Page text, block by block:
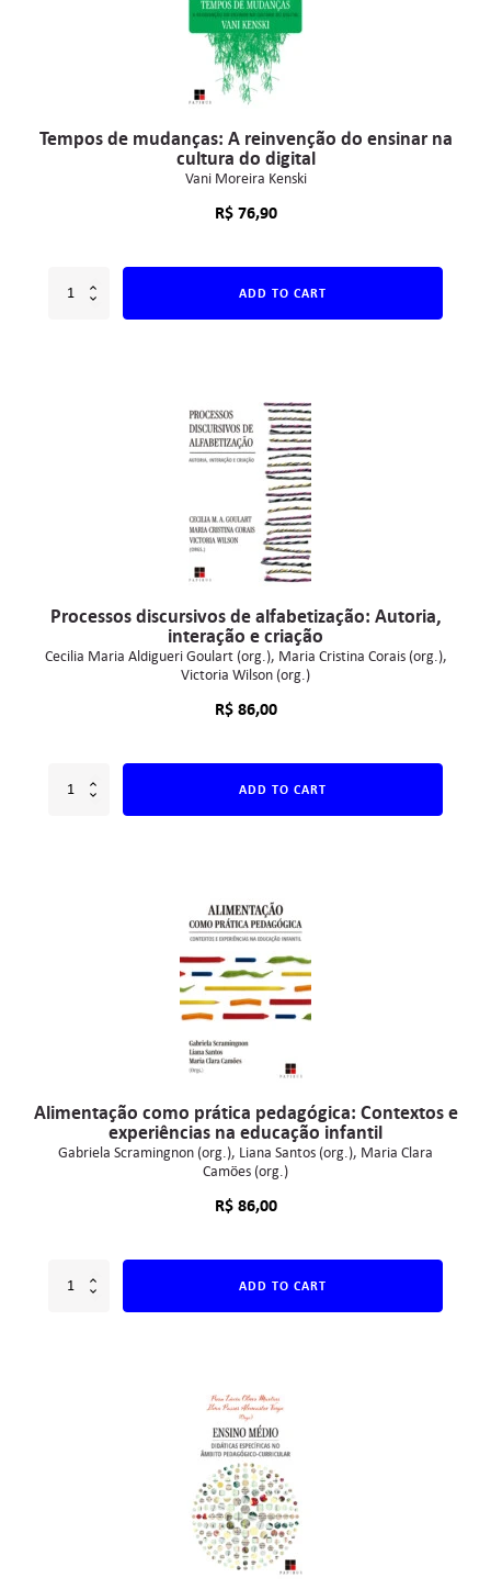
Tempos de mudanças: A reinvenção do ensinar na
cultura do digital
Vani Moreira Kenski
R$76,90
ADD TO CART
Processos discursivos de alfabetização: Autoria,
interação e criação
Cecilia Maria Aldigueri Goulart (org.) Maria Cristina Corais (org.)
Victoria Wilson (org.)
R$86,00
ADD TO CART
Alimentação como prática pedagógica: Contextos e
experiências na educação infantil
Gabriela Scramingnon (org.) Liana Santos (org.) Maria Clara
Camões (org.)
R$86,00
ADD TO CART